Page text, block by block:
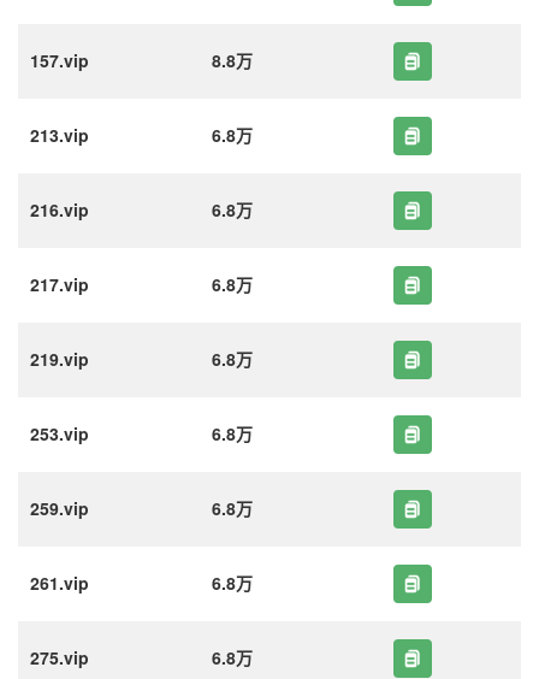
157.vip 8.8万
213.vip 6.8万
216.vip 6.8万
217.vip 6.8万
219.vip 6.8万
253.vip 6.8万
259.vip 6.8万
261.vip 6.8万
275.vip 6.8万